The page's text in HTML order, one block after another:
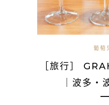
葡萄
［旅行］
｜波多・